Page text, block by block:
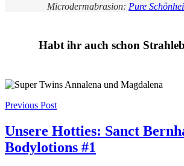
Microdermabrasion: Pure
Habt ihr auch schon
Post
navigation
Previous Post
Unsere Hotties: Sanct
Bodylotions #1